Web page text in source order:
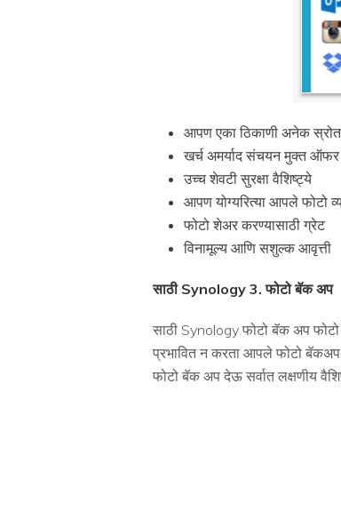
आपण एका ठिकाणी अनेक स्रोत
खर्च अमर्याद संचयन मुक्त ऑफर
उच्च शेवटी सुरक्षा वैशिष्ट्ये
आपण योग्यरित्या आपले फोटो
फोटो शेअर करण्यासाठी ग्रेट
विनामूल्य आणि सशुल्क आवृत्ती
साठी Synology 3. फोटो बॅक अप
साठी Synology फोटो बॅक अप फोटो
प्रभावित न करता आपले फोटो
फोटो बॅक अप देऊ सर्वात लक्षणीय